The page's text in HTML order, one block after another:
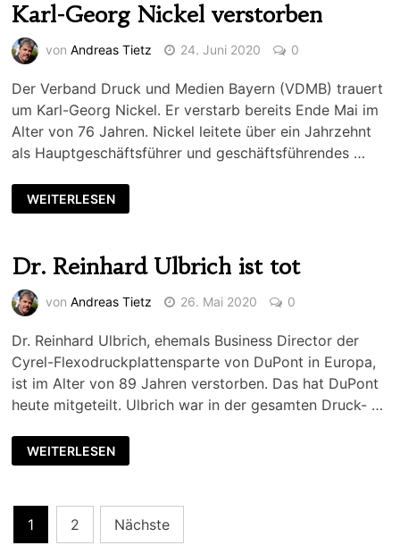
Karl-Georg Nickel verstorben
von Andreas Tietz 24. Juni 2020 0
Der Verband Druck und Medien Bayern (VDMB) trauert
um Karl-Georg Nickel. Er verstarb bereits Ende Mai im
Alter von 76 Jahren. Nickel leitete über ein Jahrzehnt
als Hauptgeschäftsführer und geschäftsführendes …
WEITERLESEN
Dr. Reinhard Ulbrich ist tot
von Andreas Tietz 26. Mai 2020 0
Dr. Reinhard Ulbrich, ehemals Business Director der
Cyrel-Flexodruckplattensparte von DuPont in Europa,
ist im Alter von 89 Jahren verstorben. Das hat DuPont
heute mitgeteilt. Ulbrich war in der gesamten Druck- …
WEITERLESEN
Beitragsnavigation
1 2 Nächste